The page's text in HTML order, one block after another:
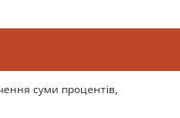
суми процентів,